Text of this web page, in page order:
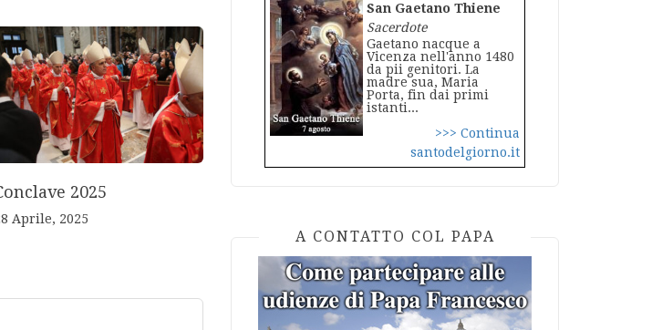
2025
Aprile, 2025
San Gaetano Thiene
Sacerdote
Gaetano nacque a
Vicenza nell'anno 1480
da pii genitori. La
madre sua, Maria
Porta, fin dai primi
istanti...
>>> Continua
santodelgiorno.it
A CONTATTO COL PAPA